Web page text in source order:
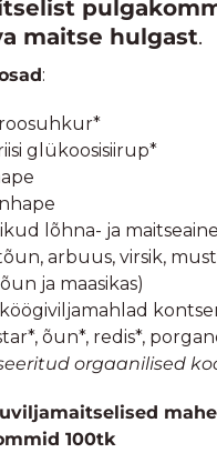
maitse hulgast.
:
glükoosisiirup*
lõhna- ja
arbuus, virsik,
ja maasikas)
õun*, redis*,
orgaanilised
100tk